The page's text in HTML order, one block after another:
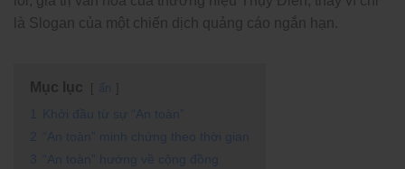
là Slogan của một chiến dịch quảng cáo ngắn hạn.
Mục lục ẩn
1
Khởi đầu từ sự “An toàn”
2
“An toàn” minh chứng theo thời gian
3
“An toàn” hướng về cộng đồng